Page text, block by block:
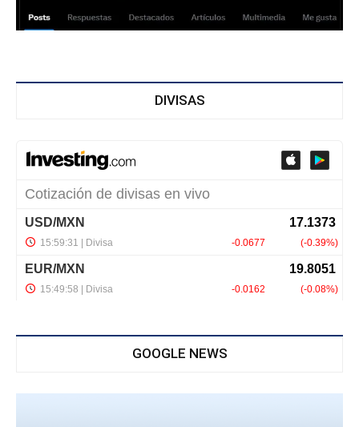
DIVISAS
GOOGLE NEWS